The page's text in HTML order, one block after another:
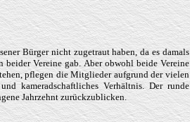
Bürger nicht zugetraut haben, da es damals
Vereine gab. Aber obwohl beide Vereine
pflegen die Mitglieder aufgrund der vielen
kameradschaftliches Verhältnis. Der runde
Jahrzehnt zurückzublicken.